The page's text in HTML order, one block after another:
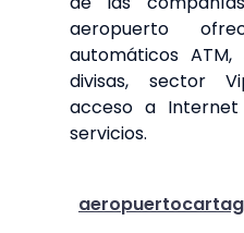
aeropuerto
automáticos
divisas, sector
acceso a
servicios.